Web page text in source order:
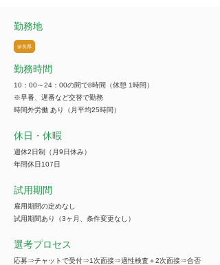
勤務地
奈良県
勤務時間
10：00～24：00の間で8時間（休憩 1時間）
※早番、遅番など交替で勤務
時間外労働 あり（月平均25時間）
休日・休暇
週休2日制（月9日休み）
年間休日107日
試用期間
雇用期間の定めなし
試用期間あり（3ヶ月、条件変更なし）
選考プロセス
応募⇒チャットで受付⇒1次面接⇒適性検査＋2次面接⇒合否